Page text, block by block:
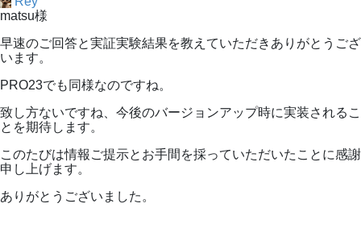
matsu様
早速のご回答と実証実験結果を教えていただきありがとうござ
います。
PRO23でも同様なのですね。
致し方ないですね、今後のバージョンアップ時に実装されるこ
とを期待します。
このたびは情報ご提示とお手間を採っていただいたことに感謝
申し上げます。
ありがとうございました。